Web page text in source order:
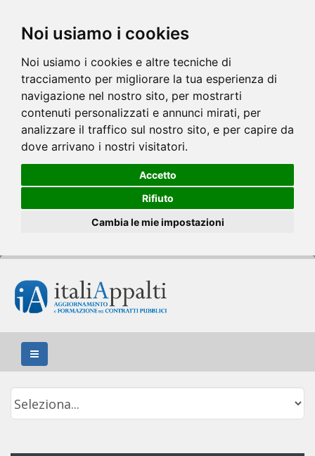
Noi usiamo i cookies
Noi usiamo i cookies e altre tecniche di
tracciamento per migliorare la tua esperienza di
navigazione nel nostro sito, per mostrarti
contenuti personalizzati e annunci mirati, per
analizzare il traffico sul nostro sito, e per capire da
dove arrivano i nostri visitatori.
Accetto
Rifiuto
Cambia le mie impostazioni